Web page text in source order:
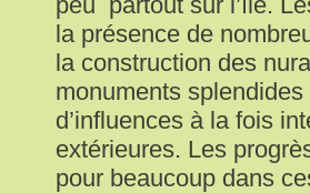
la présence de
la construction des
monuments
d’influences à la fois
extérieures. Les
pour beaucoup dans